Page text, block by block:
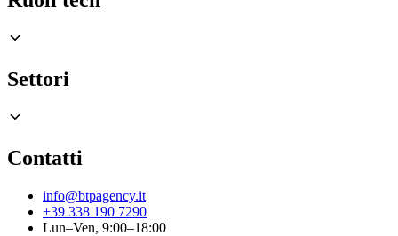
Settori
Contatti
info@btpagency.it
+39 338 190 7290
Lun–Ven, 9:00–18:00